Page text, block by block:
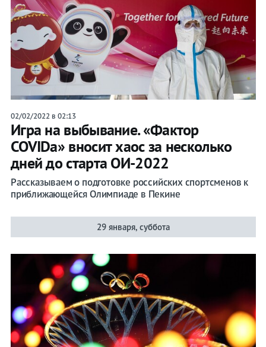
02/02/2022 в 02:13
Игра на выбывание. «Фактор
COVIDа» вносит хаос за несколько
дней до старта ОИ-2022
Рассказываем о подготовке российских спортсменов к
приближающейся Олимпиаде в Пекине
29 января, суббота